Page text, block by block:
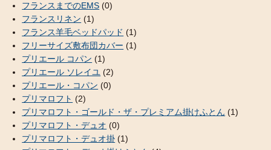
フランスまでのEMS (0)
フランスリネン (1)
フランス羊毛ベッドパッド (1)
フリーサイズ敷布団カバー (1)
プリエール コパン (1)
プリエール ソレイユ (2)
プリエール・コパン (0)
プリマロフト (2)
プリマロフト・ゴールド・ザ・プレミアム掛けふとん (1)
プリマロフト・デュオ (0)
プリマロフト・デュオ掛 (1)